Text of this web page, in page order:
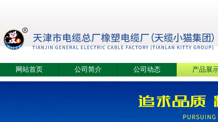
网站首页 公司简介 公司动态 产品展